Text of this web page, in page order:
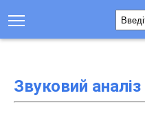
Звуковий аналіз